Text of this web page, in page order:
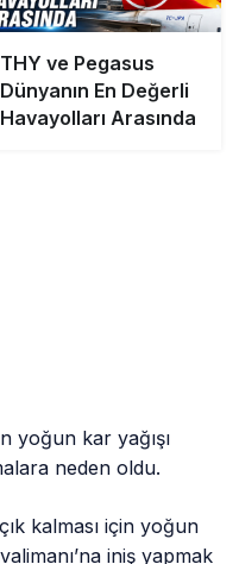
THY ve Pegasus
Dünyanın En Değerli
Havayolları Arasında
yoğun kar yağışı
neden oldu.
kalması için yoğun
iniş yapmak